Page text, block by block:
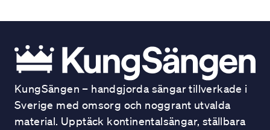
KungSängen – handgjorda sängar tillverkade i
Sverige med omsorg och noggrant utvalda
material. Upptäck kontinentalsängar, ställbara